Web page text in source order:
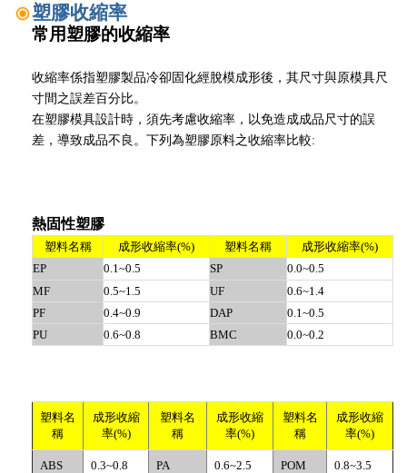
塑膠收縮率
常用塑膠的收縮率
收縮率係指塑膠製品冷卻固化經脫模成形後，其尺寸與原模具尺
寸間之誤差百分比。
在塑膠模具設計時，須先考慮收縮率，以免造成成品尺寸的誤
差，導致成品不良。下列為塑膠原料之收縮率比較:
熱固性塑膠
塑料名稱 成形收縮率(%) 塑料名稱
成形收縮率(%)
EP
0.1~0.5 SP
0.0~0.5
MF
0.5~1.5 UF
0.6~1.4
PF
0.4~0.9 DAP
0.1~0.5
PU
0.6~0.8 BMC 0.0~0.2
塑料名
稱
成形收縮
率(%)
塑料名
稱
成形收縮
率(%)
塑料名
稱
成形收縮
率(%)
ABS 0.3~0.8 PA 0.6~2.5 POM 0.8~3.5